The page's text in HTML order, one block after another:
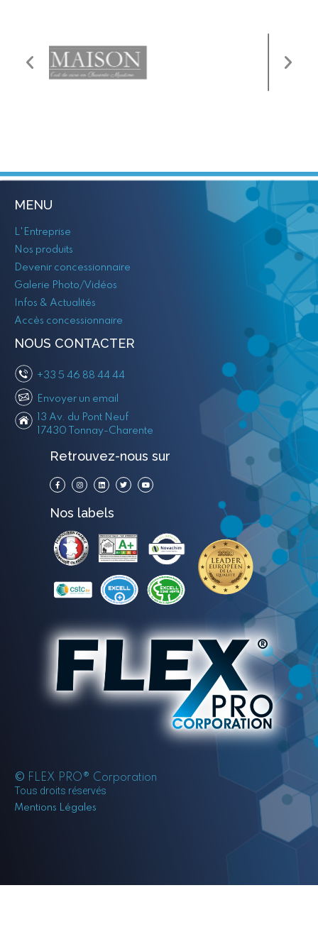
MENU
L'Entreprise
Nos produits
Devenir concessionnaire
Galerie Photo/Vidéos
Infos & Actualités
Accès concessionnaire
NOUS CONTACTER
+33 5 46 88 44 44
Envoyer un email
13 Av. du Pont Neuf
17430 Tonnay-Charente
Retrouvez-nous sur
Nos labels
© FLEX PRO® Corporation
Tous droits réservés
Mentions Légales